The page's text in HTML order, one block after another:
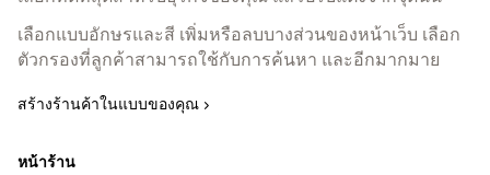
เลือกแบบอักษรและสี เพิ่มหรือลบบางส่วนของหน้าเว็บ เลือก
ตัวกรองที่ลูกค้าสามารถใช้กับการค้นหา และอีกมากมาย
สร้างร้านค้าในแบบของคุณ
หน้าร้าน